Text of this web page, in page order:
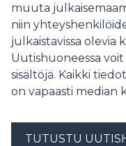
muuta
niin
julkaistavissa olevia
Uutishuoneessa voit
sisältöjä. Kaikki
on vapaasti median
TUTUSTU